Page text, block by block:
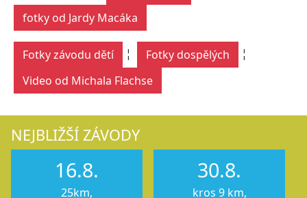
fotky od Jardy Macáka
Fotky závodu dětí ¦ Fotky dospělých
¦
Video od Michala Flachse
NEJBLIŽŠÍ ZÁVODY
16.8.
25km,
30.8.
kros 9 km,